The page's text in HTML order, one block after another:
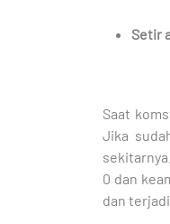
Setir
Saat
Jika
0 dan
dan